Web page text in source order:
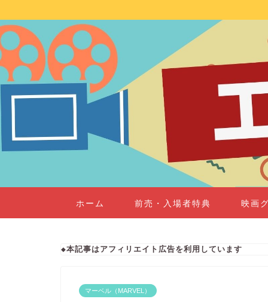
ホーム 前売・入場者特典 映画
◆本記事はアフィリエイト広告を利用しています
マーベル（MARVEL）